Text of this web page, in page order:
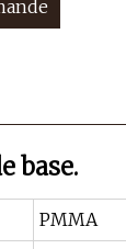
base.
PMMA